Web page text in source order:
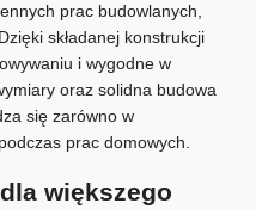
prac budowlanych,
składanej konstrukcji
i wygodne w
oraz solidna budowa
się zarówno w
prac domowych.
większego